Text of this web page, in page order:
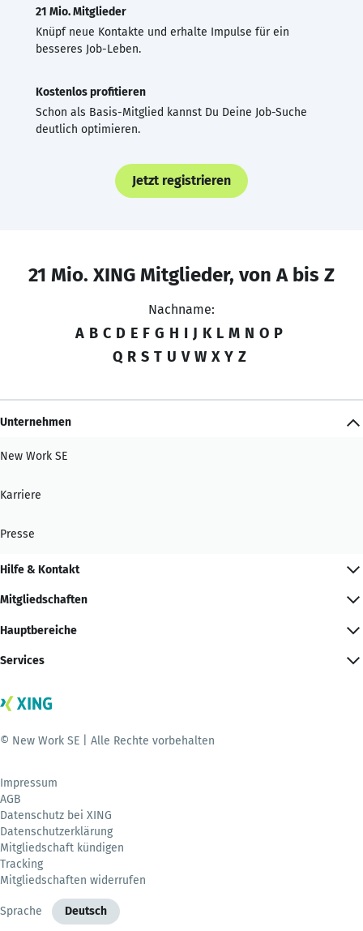
21 Mio. Mitglieder
Knüpf neue Kontakte und erhalte Impulse für ein
besseres Job-Leben.
Kostenlos profitieren
Schon als Basis-Mitglied kannst Du Deine Job-Suche
deutlich optimieren.
Jetzt registrieren
21 Mio. XING Mitglieder, von A bis Z
Nachname:
A B C D E F G H I J K L M N O P
Q R S T U V W X Y Z
Unternehmen
New Work SE
Karriere
Presse
Hilfe & Kontakt
Mitgliedschaften
Hauptbereiche
Services
© New Work SE | Alle Rechte vorbehalten
Impressum
AGB
Datenschutz bei XING
Datenschutzerklärung
Mitgliedschaft kündigen
Tracking
Mitgliedschaften widerrufen
Sprache Deutsch